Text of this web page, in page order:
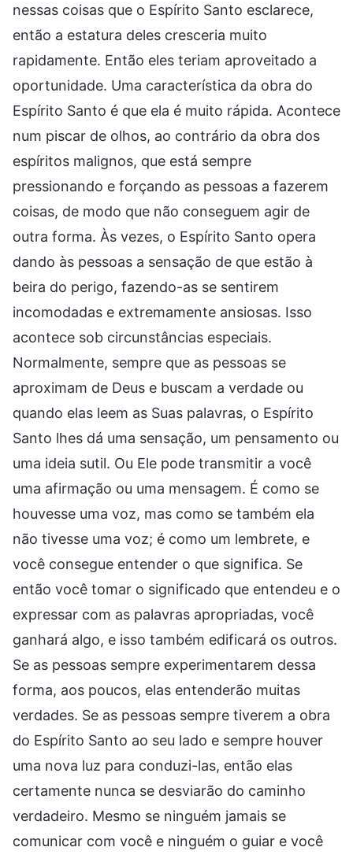
nessas coisas que o Espírito Santo esclarece,
então a estatura deles cresceria muito
rapidamente. Então eles teriam aproveitado a
oportunidade. Uma característica da obra do
Espírito Santo é que ela é muito rápida. Acontece
num piscar de olhos, ao contrário da obra dos
espíritos malignos, que está sempre
pressionando e forçando as pessoas a fazerem
coisas, de modo que não conseguem agir de
outra forma. Às vezes, o Espírito Santo opera
dando às pessoas a sensação de que estão à
beira do perigo, fazendo-as se sentirem
incomodadas e extremamente ansiosas. Isso
acontece sob circunstâncias especiais.
Normalmente, sempre que as pessoas se
aproximam de Deus e buscam a verdade ou
quando elas leem as Suas palavras, o Espírito
Santo lhes dá uma sensação, um pensamento ou
uma ideia sutil. Ou Ele pode transmitir a você
uma afirmação ou uma mensagem. É como se
houvesse uma voz, mas como se também ela
não tivesse uma voz; é como um lembrete, e
você consegue entender o que significa. Se
então você tomar o significado que entendeu e o
expressar com as palavras apropriadas, você
ganhará algo, e isso também edificará os outros.
Se as pessoas sempre experimentarem dessa
forma, aos poucos, elas entenderão muitas
verdades. Se as pessoas sempre tiverem a obra
do Espírito Santo ao seu lado e sempre houver
uma nova luz para conduzi-las, então elas
certamente nunca se desviarão do caminho
verdadeiro. Mesmo se ninguém jamais se
comunicar com você e ninguém o guiar e você